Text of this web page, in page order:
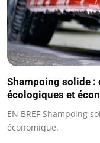
Shampoing solide :
écologiques et
EN BREF Shampoing
économique.